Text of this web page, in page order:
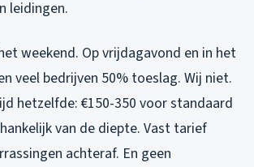
leidingen.
weekend. Op vrijdagavond en in het
veel bedrijven 50% toeslag. Wij niet.
hetzelfde: €150-350 voor standaard
van de diepte. Vast tarief
achteraf. En geen